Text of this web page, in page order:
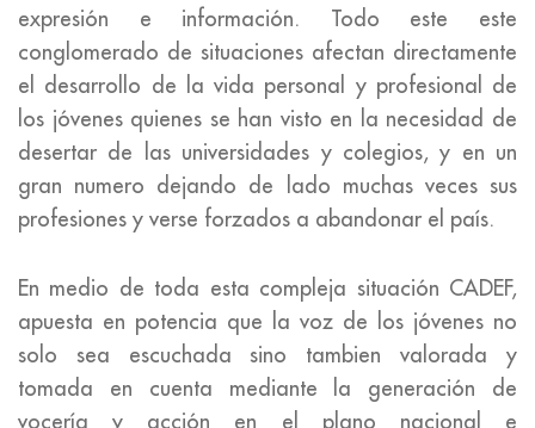
expresión e información. Todo este este
conglomerado de situaciones afectan directamente
el desarrollo de la vida personal y profesional de
los jóvenes quienes se han visto en la necesidad de
desertar de las universidades y colegios, y en un
gran numero dejando de lado muchas veces sus
profesiones y verse forzados a abandonar el país.
En medio de toda esta compleja situación CADEF,
apuesta en potencia que la voz de los jóvenes no
solo sea escuchada sino tambien valorada y
tomada en cuenta mediante la generación de
vocería y acción en el plano nacional e